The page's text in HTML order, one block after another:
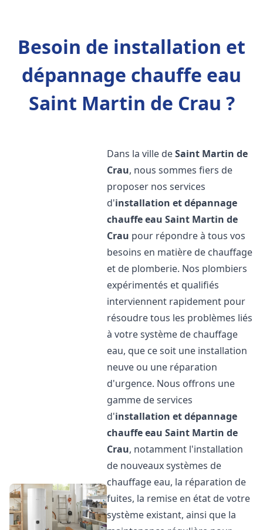
Besoin de installation et
dépannage chauffe eau
Saint Martin de Crau ?
Dans la ville deSaint Martin de
Crau, nous sommes fiers de
proposer nos services
d'installation et dépannage
chauffe eau Saint Martin de
Crau pour répondre à tous vos
besoins en matière de chauffage
et de plomberie. Nos plombiers
expérimentés et qualifiés
interviennent rapidement pour
résoudre tous les problèmes liés
à votre système de chauffage
eau, que ce soit une installation
neuve ou une réparation
d'urgence. Nous offrons une
gamme de services
d'installation et dépannage
chauffe eau Saint Martin de
Crau, notamment l'installation
de nouveaux systèmes de
chauffage eau, la réparation de
fuites, la remise en état de votre
système existant, ainsi que la